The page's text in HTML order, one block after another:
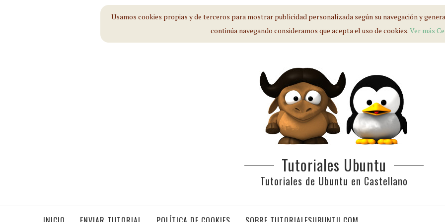
Usamos cookies propias y de terceros para mostrar publicidad personalizada según su navegación y
continúa navegando consideramos que acepta el uso de cookies.Ver más
Tutoriales Ubuntu
Tutoriales de Ubuntu en Castellano